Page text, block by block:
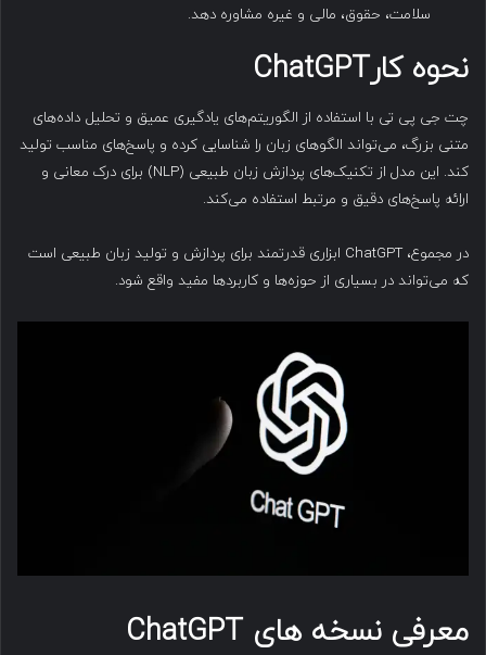
سلامت، حقوق، مالی و غیره مشاوره دهد.
نحوه کارChatGPT
چت جی پی تی با استفاده از الگوریتم‌های یادگیری عمیق و تحلیل داده‌های
متنی بزرگ، می‌تواند الگوهای زبان را شناسایی کرده و پاسخ‌های مناسب تولید
کند. این مدل از تکنیک‌های پردازش زبان طبیعی (NLP) برای درک معانی و
ارائه پاسخ‌های دقیق و مرتبط استفاده می‌کند.
در مجموع، ChatGPT ابزاری قدرتمند برای پردازش و تولید زبان طبیعی است
که می‌تواند در بسیاری از حوزه‌ها و کاربردها مفید واقع شود.
معرفی نسخه هایChatGPT